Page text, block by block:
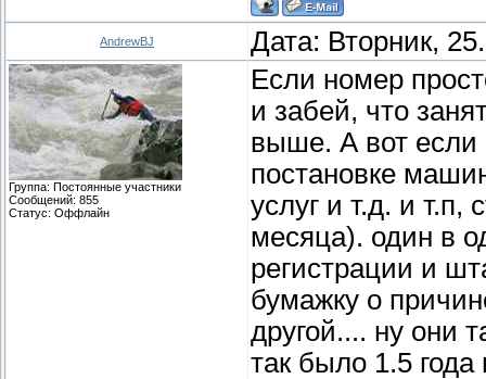
AndrewBJ Дата: Вторник,
Группа: Постоянные участники
Сообщений: 855
Статус: Оффлайн
Если номер
и забей, что
выше. А вот если
постановке
услуг и т.д. и т.п,
месяца). один в
регистрации и
бумажку о
другой.... ну они
так было 1.5